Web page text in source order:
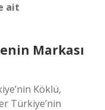
ait
Markası
Köklü,
Türkiye’nin